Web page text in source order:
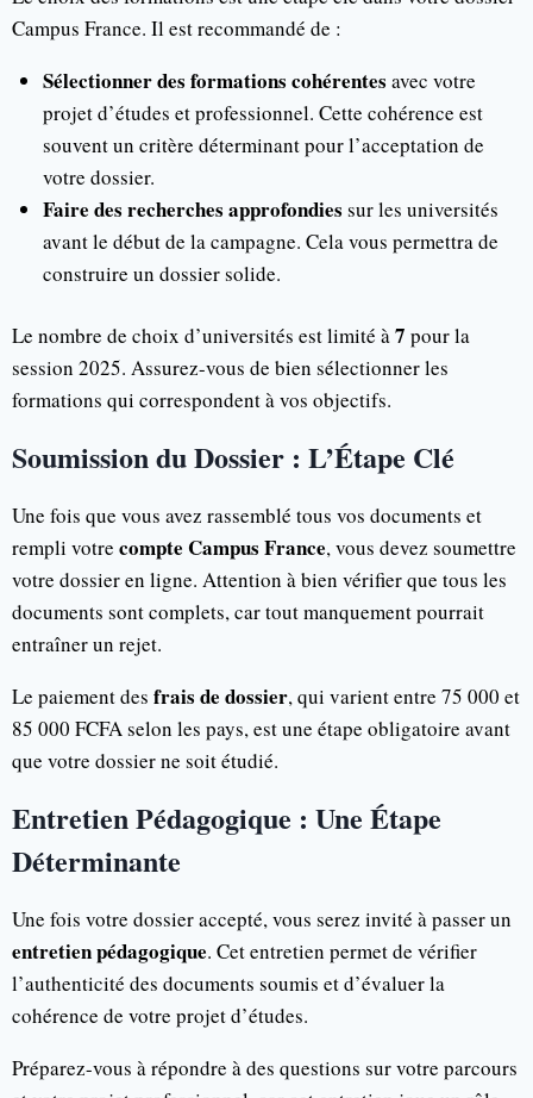
Campus France. Il est recommandé de :
Sélectionner des formations cohérentes avec votre
projet d’études et professionnel. Cette cohérence est
souvent un critère déterminant pour l’acceptation de
votre dossier.
Faire des recherches approfondies sur les universités
avant le début de la campagne. Cela vous permettra de
construire un dossier solide.
Le nombre de choix d’universités est limité à7 pour la
session 2025. Assurez-vous de bien sélectionner les
formations qui correspondent à vos objectifs.
Soumission du Dossier : L’Étape Clé
Une fois que vous avez rassemblé tous vos documents et
rempli votre compte Campus France, vous devez soumettre
votre dossier en ligne. Attention à bien vérifier que tous les
documents sont complets, car tout manquement pourrait
entraîner un rejet.
Le paiement des frais de dossier, qui varient entre 75 000 et
85 000 FCFA selon les pays, est une étape obligatoire avant
que votre dossier ne soit étudié.
Entretien Pédagogique : Une Étape
Déterminante
Une fois votre dossier accepté, vous serez invité à passer un
entretien pédagogique. Cet entretien permet de vérifier
l’authenticité des documents soumis et d’évaluer la
cohérence de votre projet d’études.
Préparez-vous à répondre à des questions sur votre parcours